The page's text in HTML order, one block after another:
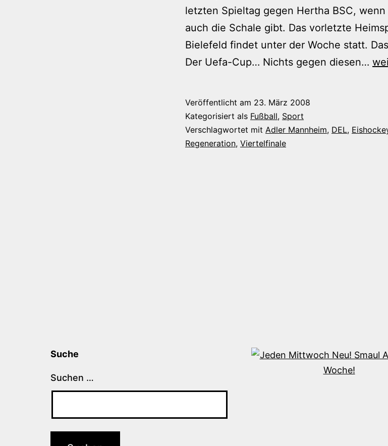
letzten Spieltag gegen Hertha BSC,
auch die Schale gibt. Das vorletzte
Bielefeld findet unter der Woche statt.
Der Uefa-Cup… Nichts gegen diesen…
Veröffentlicht am 23. März 2008
Kategorisiert als Fußball, Sport
Verschlagwortet mit Adler Mannheim, DEL,
Regeneration, Viertelfinale
Suche
Suchen …